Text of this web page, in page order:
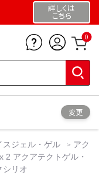
詳しくは
こちら
0
変更
スジェル・ゲル
アク
アクアテクトゲル・
シリオ